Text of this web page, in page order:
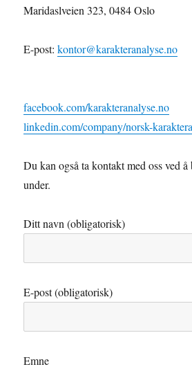
Maridaslveien 323, 0484 Oslo
E-post:kontor@karakteranalyse.no
facebook.com/karakteranalyse.no
linkedin.com/company/norsk-
Du kan også ta kontakt med oss ved
under.
Ditt navn (obligatorisk)
E-post (obligatorisk)
Emne